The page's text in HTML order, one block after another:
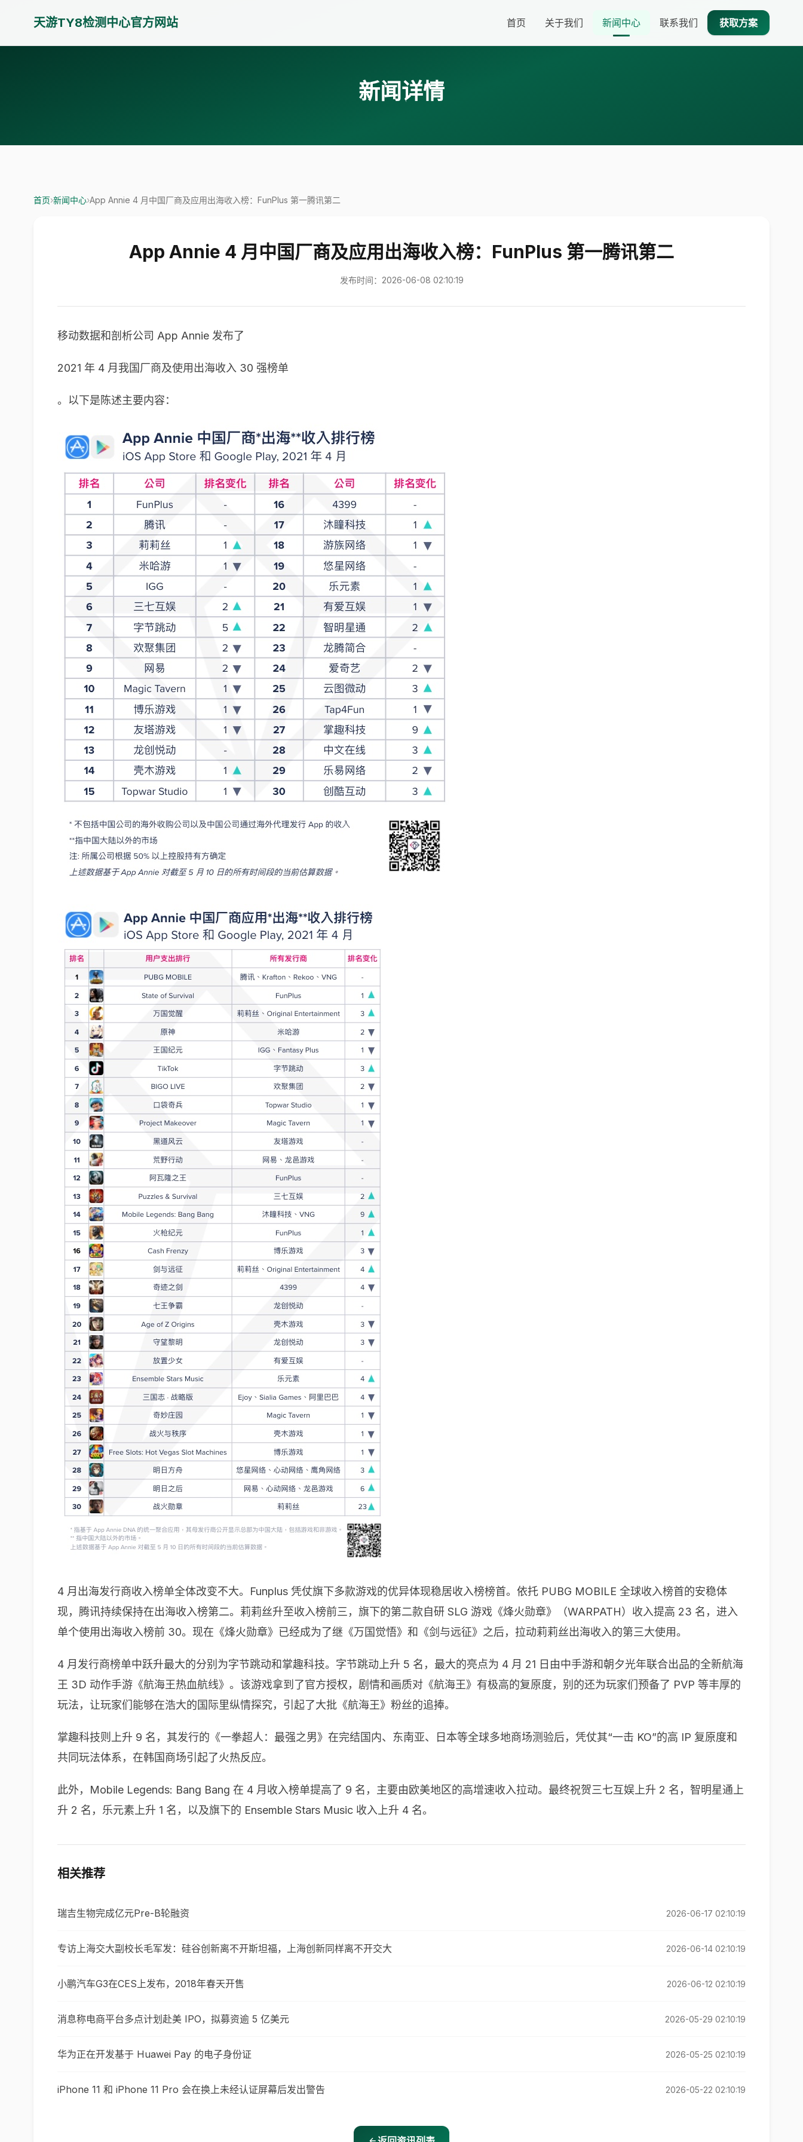
天游TY8检测中心官方网站 首页 关于我们 新闻中心 联系我们 获取方案
新闻详情
首页›新闻中心›App Annie 4 月中国厂商及应用出海收入榜：FunPlus 第一腾讯第二
App Annie 4 月中国厂商及应用出海收入榜：FunPlus 第一腾讯第二
发布时间：2026-06-08 02:10:19
移动数据和剖析公司 App Annie 发布了
2021 年 4 月我国厂商及使用出海收入 30 强榜单
。以下是陈述主要内容：
4 月出海发行商收入榜单全体改变不大。Funplus 凭仗旗下多款游戏的优异体现稳居收入榜榜首。依托 PUBG MOBILE 全球收入榜首的安稳体
现，腾讯持续保持在出海收入榜第二。莉莉丝升至收入榜前三，旗下的第二款自研 SLG 游戏《烽火勋章》（WARPATH）收入提高 23 名，进入
单个使用出海收入榜前 30。现在《烽火勋章》已经成为了继《万国觉悟》和《剑与远征》之后，拉动莉莉丝出海收入的第三大使用。
4 月发行商榜单中跃升最大的分别为字节跳动和掌趣科技。字节跳动上升 5 名，最大的亮点为 4 月 21 日由中手游和朝夕光年联合出品的全新航海
王 3D 动作手游《航海王热血航线》。该游戏拿到了官方授权，剧情和画质对《航海王》有极高的复原度，别的还为玩家们预备了 PVP 等丰厚的
玩法，让玩家们能够在浩大的国际里纵情探究，引起了大批《航海王》粉丝的追捧。
掌趣科技则上升 9 名，其发行的《一拳超人：最强之男》在完结国内、东南亚、日本等全球多地商场测验后，凭仗其“一击 KO”的高 IP 复原度和
共同玩法体系，在韩国商场引起了火热反应。
此外，Mobile Legends: Bang Bang 在 4 月收入榜单提高了 9 名，主要由欧美地区的高增速收入拉动。最终祝贺三七互娱上升 2 名，智明星通上
升 2 名，乐元素上升 1 名，以及旗下的 Ensemble Stars Music 收入上升 4 名。
相关推荐
瑞吉生物完成亿元Pre-B轮融资 2026-06-17 02:10:19
专访上海交大副校长毛军发：硅谷创新离不开斯坦福，上海创新同样离不开交大 2026-06-14 02:10:19
小鹏汽车G3在CES上发布，2018年春天开售 2026-06-12 02:10:19
消息称电商平台多点计划赴美 IPO，拟募资逾 5 亿美元 2026-05-29 02:10:19
华为正在开发基于 Huawei Pay 的电子身份证 2026-05-25 02:10:19
iPhone 11 和 iPhone 11 Pro 会在换上未经认证屏幕后发出警告 2026-05-22 02:10:19